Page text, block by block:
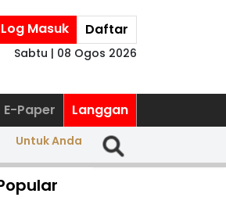
Log Masuk Daftar
Sabtu | 08 Ogos 2026
E-Paper Langgan
Untuk Anda